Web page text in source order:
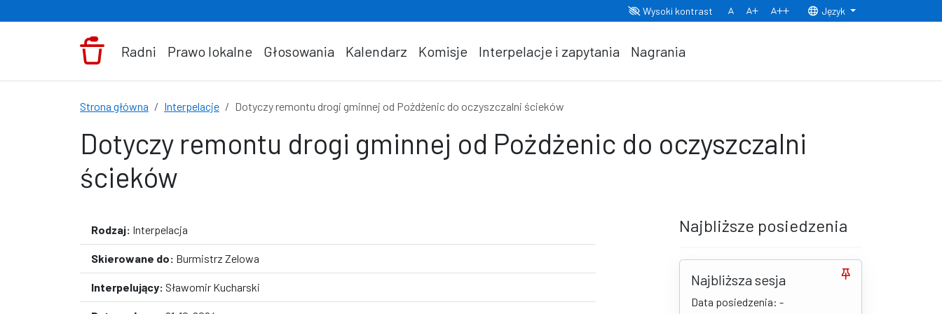
Wysoki kontrast
Normalny rozmiar czcionki
Rozmiar czcionki 150% Rozmiar czcionki 200%
Język
Radni Prawo lokalne Głosowania Kalendarz Komisje Interpelacje i zapytania Nagrania
Strona główna Interpelacje Dotyczy remontu drogi gminnej od Pożdżenic do oczyszczalni ścieków
Dotyczy remontu drogi gminnej od Pożdżenic do oczyszczalni
ścieków
Rodzaj: Interpelacja
Skierowane do: Burmistrz Zelowa
Interpelujący: Sławomir Kucharski
Najbliższe posiedzenia
Najbliższa sesja
Data posiedzenia: -